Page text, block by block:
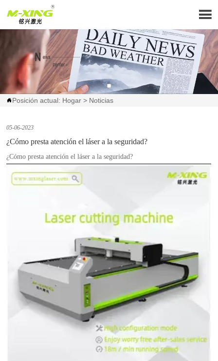

Posición actual: Hogar > Noticias
05-06-2023
¿Cómo presta atención el láser a la seguridad?
¿Cómo presta atención el láser a la seguridad?